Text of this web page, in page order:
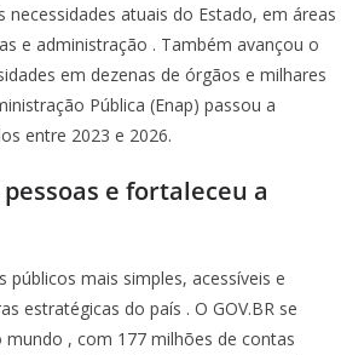
necessidades atuais do Estado, em áreas
e administração . Também avançou o
em dezenas de órgãos e milhares
Pública (Enap) passou a
entre 2023 e 2026.
pessoas e fortaleceu a
públicos mais simples, acessíveis e
estratégicas do país . O GOV.BR se
mundo , com 177 milhões de contas